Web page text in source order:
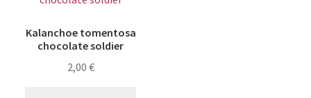
Kalanchoe tomentosa
chocolate soldier
2,00 €